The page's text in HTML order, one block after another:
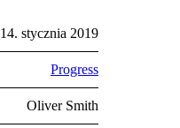
14. stycznia 2019
Progress
Oliver Smith